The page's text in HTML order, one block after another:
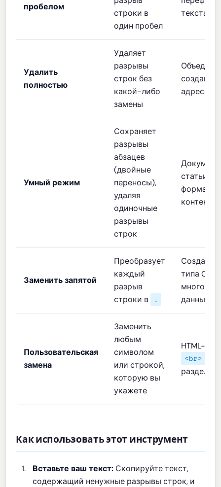
пробелом
строки в
один пробел
текста,
Удалить
полностью
Удаляет
разрывы
строк без
какой-либо
замены
создание
адресов
Умный режим
Сохраняет
разрывы
абзацев
(двойные
переносы),
удаляя
одиночные
разрывы
строк
статьи,
контент
Заменить запятой
Преобразует
каждый
разрыв
строки в
,
Создание
типа CSV
данных
Пользовательская
замена
Заменить
любым
символом
или строкой,
которую вы
укажете
HTML-
<br>
Как использовать этот инструмент
Вставьте ваш текст: Скопируйте текст,
содержащий ненужные разрывы строк, и